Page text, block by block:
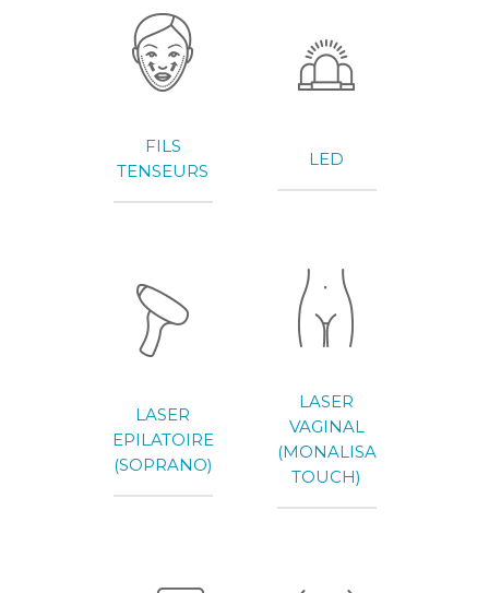
FILS
TENSEURS
LED
LASER
EPILATOIRE
(SOPRANO)
LASER
VAGINAL
(MONALISA
TOUCH)